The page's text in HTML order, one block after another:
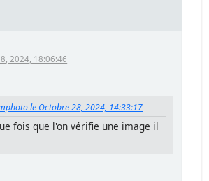
2024, 18:06:46
le Octobre 28, 2024, 14:33:17
fois que l'on vérifie une image il